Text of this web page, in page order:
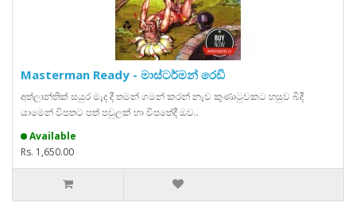
Masterman Ready - මාස්ටර්මන් රෙඩි
අත්ලාන්තික් සයුර මැද දී තමන් ගමන් කරන් නැව කුණාටුවකට හසුව බිදී
යාමෙන් විපතට පත් පවුලක් හා විපතේදී ඔව..
Available
Rs. 1,650.00